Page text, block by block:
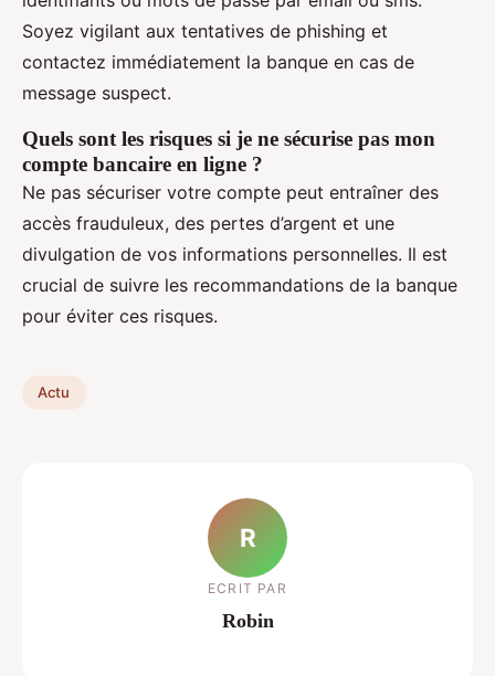
Soyez vigilant aux tentatives de phishing et
contactez immédiatement la banque en cas de
message suspect.
Quels sont les risques si je ne sécurise pas mon
compte bancaire en ligne ?
Ne pas sécuriser votre compte peut entraîner des
accès frauduleux, des pertes d’argent et une
divulgation de vos informations personnelles. Il est
crucial de suivre les recommandations de la banque
pour éviter ces risques.
Actu
R
ECRIT PAR
Robin